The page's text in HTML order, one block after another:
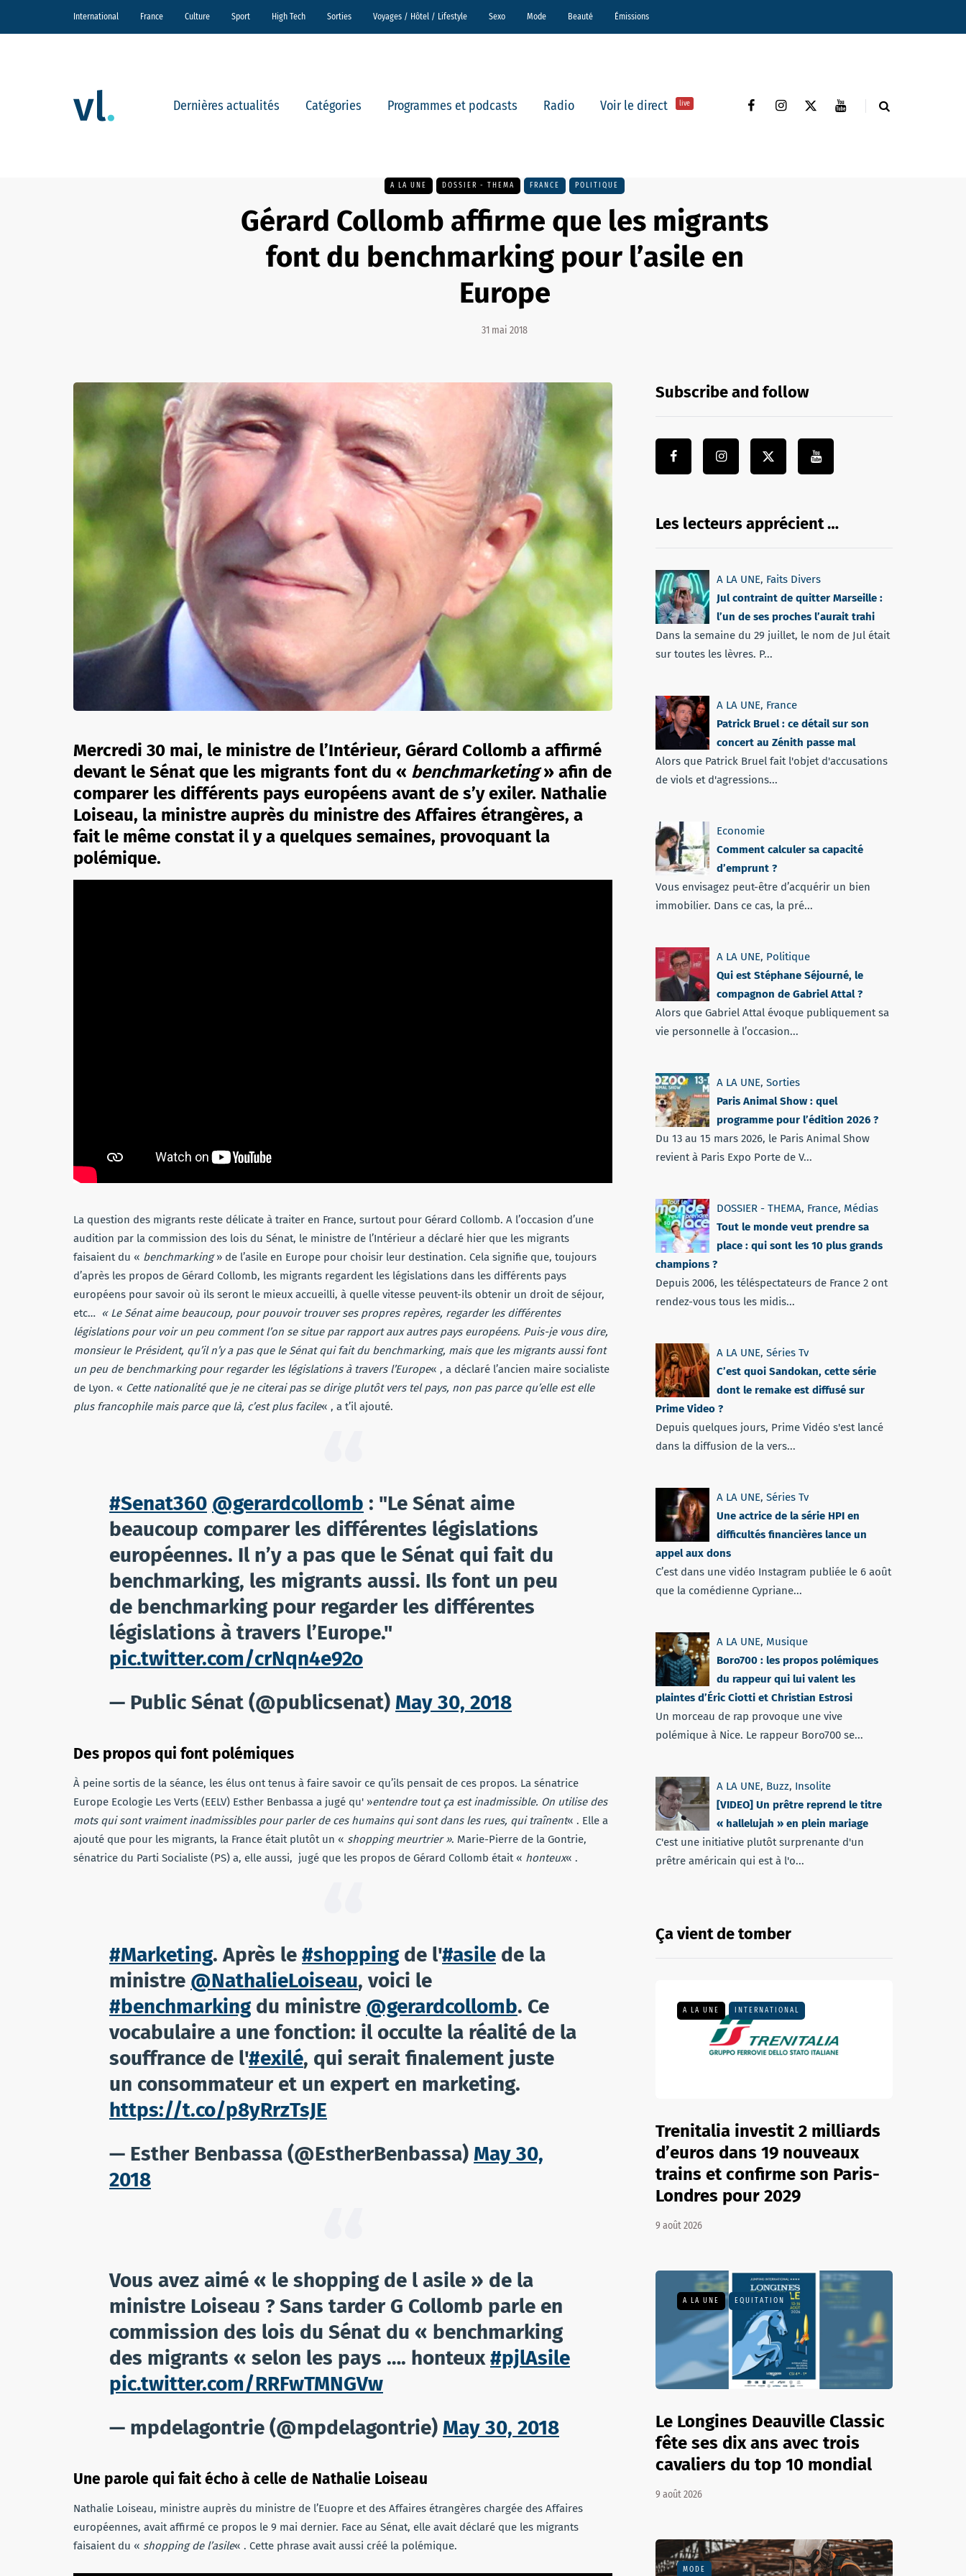
International France Culture Sport High Tech Sorties Voyages / Hôtel / Lifestyle Sexo Mode Beauté Émissions
Dernières actualités Catégories Programmes et podcasts Radio Voir le direct live
A LA UNE DOSSIER - THEMA FRANCE POLITIQUE
Gérard Collomb affirme que les migrants
font du benchmarking pour l’asile en
Europe
31 mai 2018
Mercredi 30 mai, le ministre de l’Intérieur, Gérard Collomb a affirmé
devant le Sénat que les migrants font du « benchmarketing» afin de
comparer les différents pays européens avant de s’y exiler. Nathalie
Loiseau, la ministre auprès du ministre des Affaires étrangères, a
fait le même constat il y a quelques semaines, provoquant la
polémique.
La question des migrants reste délicate à traiter en France, surtout pour Gérard Collomb. A l’occasion d’une
audition par la commission des lois du Sénat, le ministre de l’Intérieur a déclaré hier que les migrants
faisaient du « benchmarking» de l’asile en Europe pour choisir leur destination. Cela signifie que, toujours
d’après les propos de Gérard Collomb, les migrants regardent les législations dans les différents pays
européens pour savoir où ils seront le mieux accueilli, à quelle vitesse peuvent-ils obtenir un droit de séjour,
etc… « Le Sénat aime beaucoup, pour pouvoir trouver ses propres repères, regarder les différentes
législations pour voir un peu comment l’on se situe par rapport aux autres pays européens. Puis-je vous dire,
monsieur le Président, qu’il n’y a pas que le Sénat qui fait du benchmarking, mais que les migrants aussi font
un peu de benchmarking pour regarder les législations à travers l’Europe« , a déclaré l’ancien maire socialiste
de Lyon. « Cette nationalité que je ne citerai pas se dirige plutôt vers tel pays, non pas parce qu’elle est elle
plus francophile mais parce que là, c’est plus facile« , a t’il ajouté.
#Senat360 @gerardcollomb : "Le Sénat aime
beaucoup comparer les différentes législations
européennes. Il n’y a pas que le Sénat qui fait du
benchmarking, les migrants aussi. Ils font un peu
de benchmarking pour regarder les différentes
législations à travers l’Europe."
pic.twitter.com/crNqn4e92o
— Public Sénat (@publicsenat) May 30, 2018
Des propos qui font polémiques
À peine sortis de la séance, les élus ont tenus à faire savoir ce qu’ils pensait de ces propos. La sénatrice
Europe Ecologie Les Verts (EELV) Esther Benbassa a jugé qu' »entendre tout ça est inadmissible. On utilise des
mots qui sont vraiment inadmissibles pour parler de ces humains qui sont dans les rues, qui traînent« . Elle a
ajouté que pour les migrants, la France était plutôt un « shopping meurtrier ». Marie-Pierre de la Gontrie,
sénatrice du Parti Socialiste (PS) a, elle aussi, jugé que les propos de Gérard Collomb était « honteux« .
#Marketing. Après le #shoppingde l'#asile de la
ministre @NathalieLoiseau, voici le
#benchmarkingdu ministre @gerardcollomb. Ce
vocabulaire a une fonction: il occulte la réalité de la
souffrance de l'#exilé, qui serait finalement juste
un consommateur et un expert en marketing.
https://t.co/p8yRrzTsJE
— Esther Benbassa (@EstherBenbassa) May 30,
2018
Vous avez aimé « le shopping de l asile » de la
ministre Loiseau ? Sans tarder G Collomb parle en
commission des lois du Sénat du « benchmarking
des migrants « selon les pays …. honteux #pjlAsile
pic.twitter.com/RRFwTMNGVw
— mpdelagontrie (@mpdelagontrie) May 30, 2018
Une parole qui fait écho à celle de Nathalie Loiseau
Nathalie Loiseau, ministre auprès du ministre de l’Euopre et des Affaires étrangères chargée des Affaires
européennes, avait affirmé ce propos le 9 mai dernier. Face au Sénat, elle avait déclaré que les migrants
faisaient du « shopping de l’asile« . Cette phrase avait aussi créé la polémique.
Subscribe and follow
Les lecteurs apprécient …
A LA UNE, Faits Divers
Jul contraint de quitter Marseille :
l’un de ses proches l’aurait trahi
Dans la semaine du 29 juillet, le nom de Jul était
sur toutes les lèvres. P...
A LA UNE, France
Patrick Bruel : ce détail sur son
concert au Zénith passe mal
Alors que Patrick Bruel fait l'objet d'accusations
de viols et d'agressions...
Economie
Comment calculer sa capacité
d’emprunt ?
Vous envisagez peut-être d’acquérir un bien
immobilier. Dans ce cas, la pré...
A LA UNE, Politique
Qui est Stéphane Séjourné, le
compagnon de Gabriel Attal ?
Alors que Gabriel Attal évoque publiquement sa
vie personnelle à l’occasion...
A LA UNE, Sorties
Paris Animal Show : quel
programme pour l’édition 2026 ?
Du 13 au 15 mars 2026, le Paris Animal Show
revient à Paris Expo Porte de V...
DOSSIER - THEMA, France, Médias
Tout le monde veut prendre sa
place : qui sont les 10 plus grands
champions ?
Depuis 2006, les téléspectateurs de France 2 ont
rendez-vous tous les midis...
A LA UNE, Séries Tv
C’est quoi Sandokan, cette série
dont le remake est diffusé sur
Prime Video ?
Depuis quelques jours, Prime Vidéo s'est lancé
dans la diffusion de la vers...
A LA UNE, Séries Tv
Une actrice de la série HPI en
difficultés financières lance un
appel aux dons
C’est dans une vidéo Instagram publiée le 6 août
que la comédienne Cypriane...
A LA UNE, Musique
Boro700 : les propos polémiques
du rappeur qui lui valent les
plaintes d’Éric Ciotti et Christian Estrosi
Un morceau de rap provoque une vive
polémique à Nice. Le rappeur Boro700 se...
A LA UNE, Buzz, Insolite
[VIDEO] Un prêtre reprend le titre
« hallelujah » en plein mariage
C'est une initiative plutôt surprenante d'un
prêtre américain qui est à l'o...
Ça vient de tomber
A LA UNE INTERNATIONAL
Trenitalia investit 2 milliards
d’euros dans 19 nouveaux
trains et confirme son Paris-
Londres pour 2029
9 août 2026
A LA UNE EQUITATION
Le Longines Deauville Classic
fête ses dix ans avec trois
cavaliers du top 10 mondial
9 août 2026
MODE